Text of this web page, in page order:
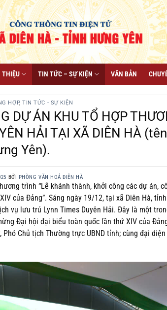
THIỆU TIN TỨC – SỰ KIỆN VĂN BẢN
HỢP,TIN TỨC - SỰ KIỆN
DỰ ÁN KHU TỔ HỢP
HẢI TẠI XÃ DIÊN HÀ
Yên).
BỞI PHÒNG VĂN HOÁ DIÊN HÀ
trình “Lễ khánh thành, khởi công các dự án,
của Đảng”. Sáng ngày 19/12, tại xã Diên Hà,
vụ lưu trú Lynn Times Duyên Hải. Đây là một
Đại hội đại biểu toàn quốc lần thứ XIV của
Phó Chủ tịch Thường trực UBND tỉnh; cùng đại